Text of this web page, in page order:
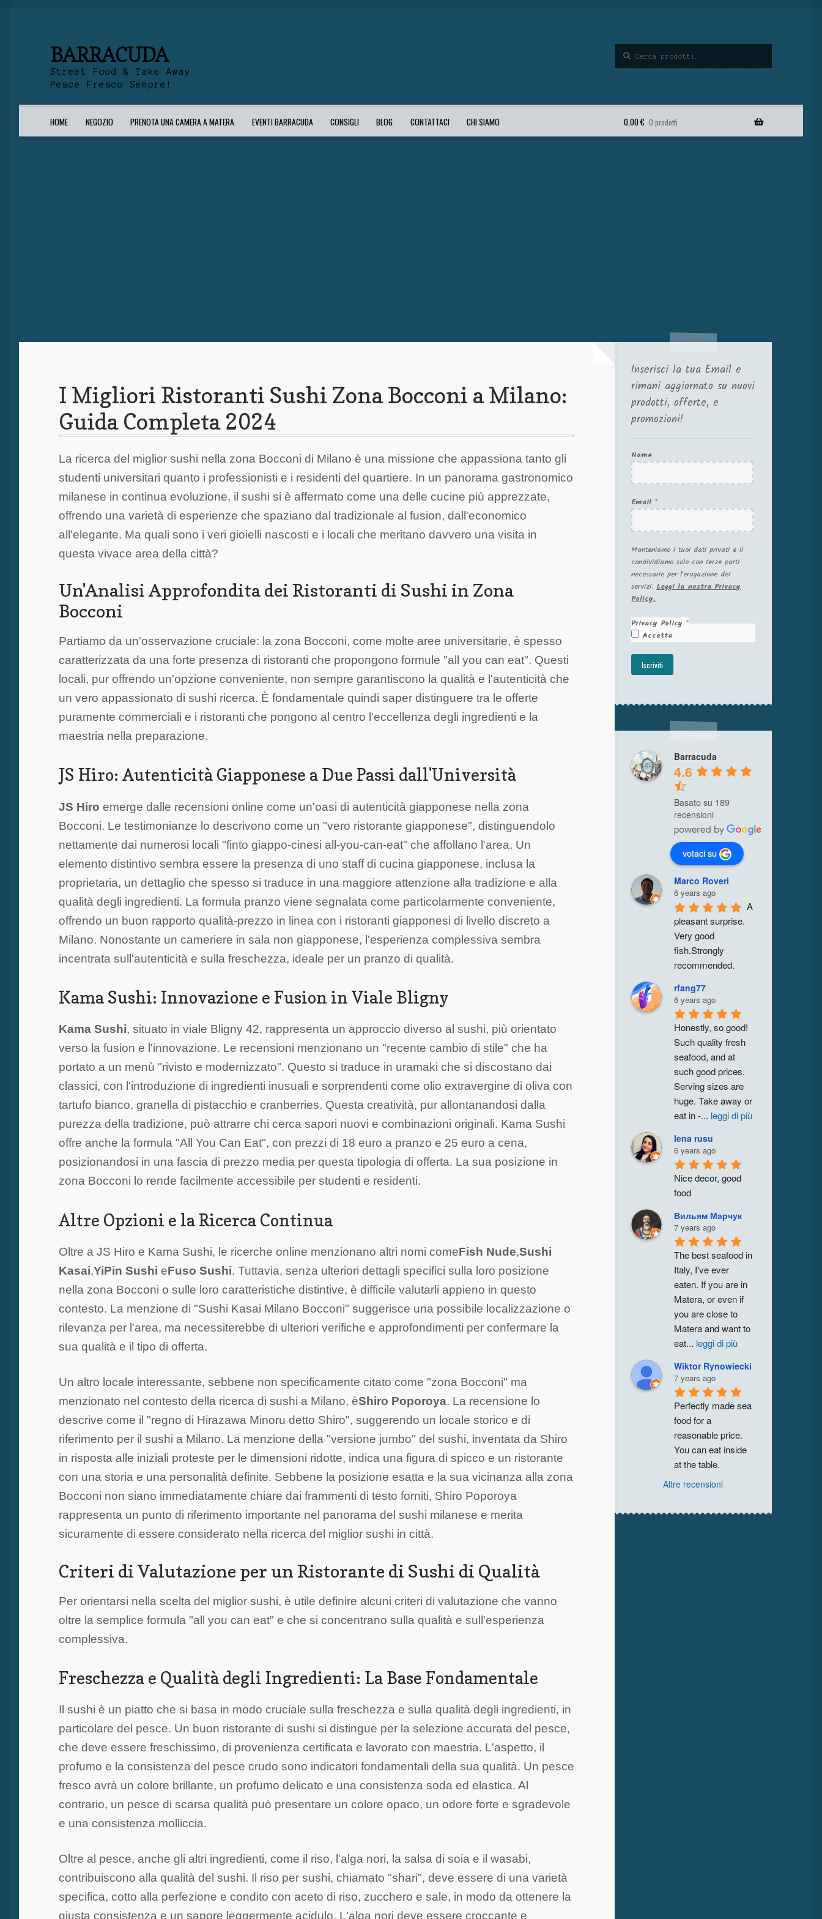
BARRACUDA
Street Food & Take Away
Pesce Fresco Sempre!
HOME NEGOZIO PRENOTA UNA CAMERA A MATERA EVENTI BARRACUDA CONSIGLI BLOG CONTATTACI CHI SIAMO 0,00€ 0 prodotti
I Migliori Ristoranti Sushi Zona Bocconi a Milano:
Guida Completa 2024
La ricerca del miglior sushi nella zona Bocconi di Milano è una missione che appassiona tanto gli
studenti universitari quanto i professionisti e i residenti del quartiere. In un panorama gastronomico
milanese in continua evoluzione, il sushi si è affermato come una delle cucine più apprezzate,
offrendo una varietà di esperienze che spaziano dal tradizionale al fusion, dall'economico
all'elegante. Ma quali sono i veri gioielli nascosti e i locali che meritano davvero una visita in
questa vivace area della città?
Un'Analisi Approfondita dei Ristoranti di Sushi in Zona
Bocconi
Partiamo da un'osservazione cruciale: la zona Bocconi, come molte aree universitarie, è spesso
caratterizzata da una forte presenza di ristoranti che propongono formule "all you can eat". Questi
locali, pur offrendo un'opzione conveniente, non sempre garantiscono la qualità e l'autenticità che
un vero appassionato di sushi ricerca. È fondamentale quindi saper distinguere tra le offerte
puramente commerciali e i ristoranti che pongono al centro l'eccellenza degli ingredienti e la
maestria nella preparazione.
JS Hiro: Autenticità Giapponese a Due Passi dall'Università
JS Hiro emerge dalle recensioni online come un'oasi di autenticità giapponese nella zona
Bocconi. Le testimonianze lo descrivono come un "vero ristorante giapponese", distinguendolo
nettamente dai numerosi locali "finto giappo-cinesi all-you-can-eat" che affollano l'area. Un
elemento distintivo sembra essere la presenza di uno staff di cucina giapponese, inclusa la
proprietaria, un dettaglio che spesso si traduce in una maggiore attenzione alla tradizione e alla
qualità degli ingredienti. La formula pranzo viene segnalata come particolarmente conveniente,
offrendo un buon rapporto qualità-prezzo in linea con i ristoranti giapponesi di livello discreto a
Milano. Nonostante un cameriere in sala non giapponese, l'esperienza complessiva sembra
incentrata sull'autenticità e sulla freschezza, ideale per un pranzo di qualità.
Kama Sushi: Innovazione e Fusion in Viale Bligny
Kama Sushi, situato in viale Bligny 42, rappresenta un approccio diverso al sushi, più orientato
verso la fusion e l'innovazione. Le recensioni menzionano un "recente cambio di stile" che ha
portato a un menù "rivisto e modernizzato". Questo si traduce in uramaki che si discostano dai
classici, con l'introduzione di ingredienti inusuali e sorprendenti come olio extravergine di oliva con
tartufo bianco, granella di pistacchio e cranberries. Questa creatività, pur allontanandosi dalla
purezza della tradizione, può attrarre chi cerca sapori nuovi e combinazioni originali. Kama Sushi
offre anche la formula "All You Can Eat", con prezzi di 18 euro a pranzo e 25 euro a cena,
posizionandosi in una fascia di prezzo media per questa tipologia di offerta. La sua posizione in
zona Bocconi lo rende facilmente accessibile per studenti e residenti.
Altre Opzioni e la Ricerca Continua
Oltre a JS Hiro e Kama Sushi, le ricerche online menzionano altri nomi comeFish Nude,Sushi
Kasai,YiPin Sushi eFuso Sushi. Tuttavia, senza ulteriori dettagli specifici sulla loro posizione
nella zona Bocconi o sulle loro caratteristiche distintive, è difficile valutarli appieno in questo
contesto. La menzione di "Sushi Kasai Milano Bocconi" suggerisce una possibile localizzazione o
rilevanza per l'area, ma necessiterebbe di ulteriori verifiche e approfondimenti per confermare la
sua qualità e il tipo di offerta.
Un altro locale interessante, sebbene non specificamente citato come "zona Bocconi" ma
menzionato nel contesto della ricerca di sushi a Milano, èShiro Poporoya. La recensione lo
descrive come il "regno di Hirazawa Minoru detto Shiro", suggerendo un locale storico e di
riferimento per il sushi a Milano. La menzione della "versione jumbo" del sushi, inventata da Shiro
in risposta alle iniziali proteste per le dimensioni ridotte, indica una figura di spicco e un ristorante
con una storia e una personalità definite. Sebbene la posizione esatta e la sua vicinanza alla zona
Bocconi non siano immediatamente chiare dai frammenti di testo forniti, Shiro Poporoya
rappresenta un punto di riferimento importante nel panorama del sushi milanese e merita
sicuramente di essere considerato nella ricerca del miglior sushi in città.
Criteri di Valutazione per un Ristorante di Sushi di Qualità
Per orientarsi nella scelta del miglior sushi, è utile definire alcuni criteri di valutazione che vanno
oltre la semplice formula "all you can eat" e che si concentrano sulla qualità e sull'esperienza
complessiva.
Freschezza e Qualità degli Ingredienti: La Base Fondamentale
Il sushi è un piatto che si basa in modo cruciale sulla freschezza e sulla qualità degli ingredienti, in
particolare del pesce. Un buon ristorante di sushi si distingue per la selezione accurata del pesce,
che deve essere freschissimo, di provenienza certificata e lavorato con maestria. L'aspetto, il
profumo e la consistenza del pesce crudo sono indicatori fondamentali della sua qualità. Un pesce
fresco avrà un colore brillante, un profumo delicato e una consistenza soda ed elastica. Al
contrario, un pesce di scarsa qualità può presentare un colore opaco, un odore forte e sgradevole
e una consistenza molliccia.
Oltre al pesce, anche gli altri ingredienti, come il riso, l'alga nori, la salsa di soia e il wasabi,
contribuiscono alla qualità del sushi. Il riso per sushi, chiamato "shari", deve essere di una varietà
specifica, cotto alla perfezione e condito con aceto di riso, zucchero e sale, in modo da ottenere la
giusta consistenza e un sapore leggermente acidulo. L'alga nori deve essere croccante e
Inserisci la tua Email e
rimani aggiornato su nuovi
prodotti, offerte, e
promozioni!
Nome
Email *
Manteniamo i tuoi dati privati e li
condividiamo solo con terze parti
necessarie per l'erogazione dei
servizi.Leggi la nostra Privacy
Policy.
Privacy Policy *
Accetta
Barracuda
4.6
Basato su 189
recensioni
votaci su
Marco Roveri
6 years ago
A
pleasant surprise.
Very good
fish.Strongly
recommended.
rfang77
6 years ago
Honestly, so good!
Such quality fresh
seafood, and at
such good prices.
Serving sizes are
huge. Take away or
eat in -... leggi di più
lena rusu
6 years ago
Nice decor, good
food
Вильям Марчук
7 years ago
The best seafood in
Italy, I've ever
eaten. If you are in
Matera, or even if
you are close to
Matera and want to
eat... leggi di più
Wiktor Rynowiecki
7 years ago
Perfectly made sea
food for a
reasonable price.
You can eat inside
at the table.
Altre recensioni